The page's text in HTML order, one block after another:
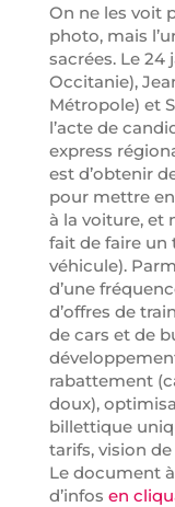
On ne les voit
photo, mais
sacrées. Le 24
Occitanie),
Métropole) et
l’acte de
express
est d’obtenir
pour mettre
à la voiture, et
fait de faire un
véhicule).
d’une
d’offres de
de cars et de
rabattement
doux),
billettique
tarifs, vision
Le document
d’infos en